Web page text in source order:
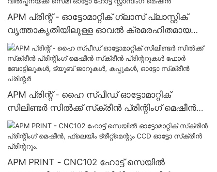
APM പ്രിന്റ് - ഓട്ടോമാറ്റിക് ഗ്ലാസ് പ്ലാസ്റ്റിക്
വൃത്താകൃതിയിലുള്ള ഓവൽ ക്രമരഹിതമായ
ചെറിയ കുപ്പി തൊപ്പി മൂടി സ്വർണ്ണ വെള്ളി ഹോട്ട്
ഫോയിൽ സ്റ്റാമ്പിംഗ് മെഷീൻ വിൽപ്പനയ്ക്ക് സെമി
ഓട്ടോ ഹോട്ട് സ്റ്റാമ്പിംഗ് മെഷീൻ
APM പ്രിന്റ് - ഹൈ സ്പീഡ് ഓട്ടോമാറ്റിക്
സിലിണ്ടർ സിൽക്ക് സ്‌ക്രീൻ പ്രിന്റിംഗ് മെഷീൻ
സ്‌ക്രീൻ പ്രിന്ററുകൾ ഫോർ ബോട്ടിലുകൾ,
ട്യൂബ് ജാറുകൾ, കപ്പുകൾ, ഓട്ടോ സ്‌ക്രീൻ
പ്രിന്റർ
APM PRINT - CNC102 ഹോട്ട് സെയിൽ